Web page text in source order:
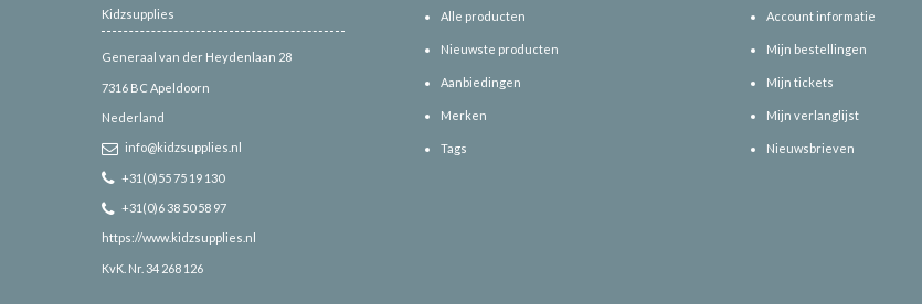
Kidzsupplies
Generaal van der Heydenlaan 28
7316 BC Apeldoorn
Nederland
info@kidzsupplies.nl
+31(0)55 75 19 130
+31(0)6 38 50 58 97
https://www.kidzsupplies.nl
KvK. Nr. 34 268 126
Alle producten
Nieuwste producten
Aanbiedingen
Merken
Tags
Account informatie
Mijn bestellingen
Mijn tickets
Mijn verlanglijst
Nieuwsbrieven